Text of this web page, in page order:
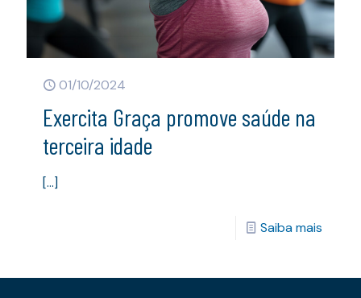
01/10/2024
Exercita Graça promove saúde na
terceira idade
[…]
Saiba mais